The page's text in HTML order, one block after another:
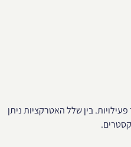
בין שלל האטרקציות ניתן